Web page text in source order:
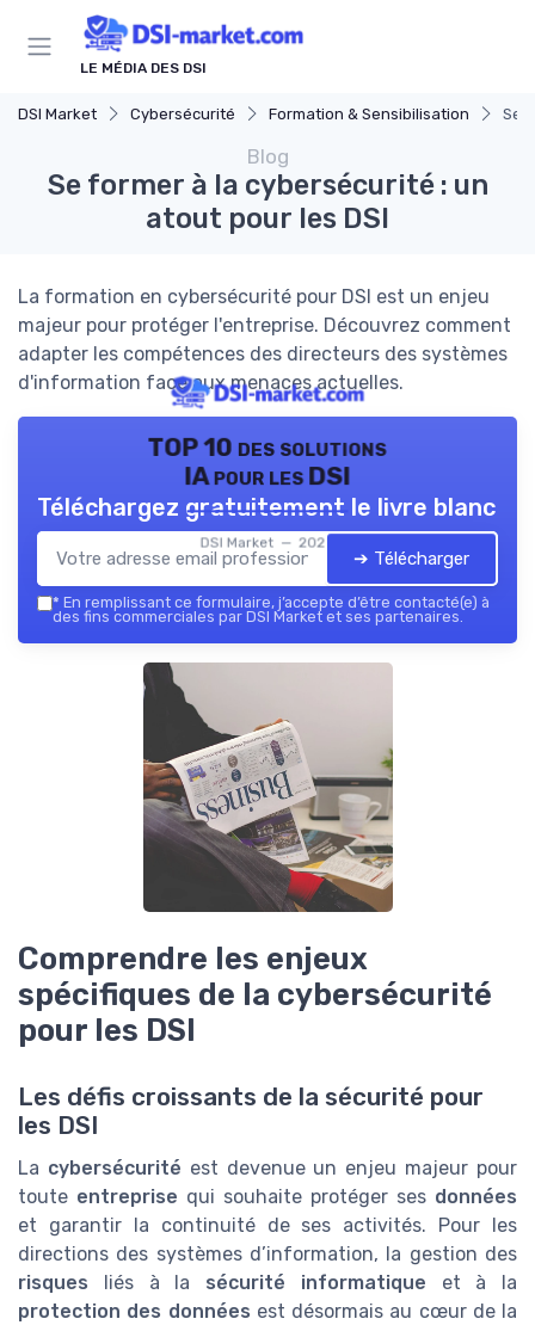
LE MÉDIA DES DSI
DSI Market Cybersécurité Formation & Sensibilisation Se
Blog
Se former à la cybersécurité : un
atout pour les DSI
La formation en cybersécurité pour DSI est un enjeu
majeur pour protéger l'entreprise. Découvrez comment
adapter les compétences des directeurs des systèmes
d'information face aux menaces actuelles.
TOP 10 des solutions
IA pour les DSI
DSI Market — 2026
Téléchargez gratuitement le livre blanc
➔ Télécharger
* En remplissant ce formulaire, j’accepte d’être contacté(e) à
des fins commerciales par DSI Market et ses partenaires.
Comprendre les enjeux
spécifiques de la cybersécurité
pour les DSI
Les défis croissants de la sécurité pour
les DSI
La cybersécurité est devenue un enjeu majeur pour
toute entreprise qui souhaite protéger ses données
et garantir la continuité de ses activités. Pour les
directions des systèmes d’information, la gestion des
risques liés à la sécurité informatique et à la
protection des données est désormais au cœur de la
Panneau de gestion des cookies